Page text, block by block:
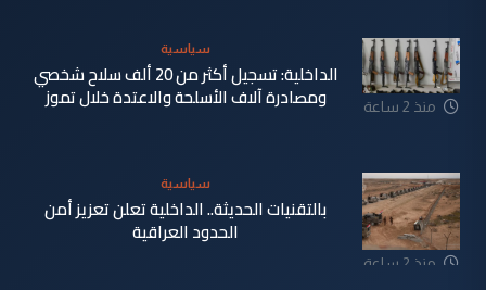
منذ 2 ساعة
سياسية
الداخلية: تسجيل أكثر من 20 ألف سلاح شخصي
ومصادرة آلاف الأسلحة والاعتدة خلال تموز
منذ 2 ساعة
سياسية
بالتقنيات الحديثة.. الداخلية تعلن تعزيز أمن
الحدود العراقية